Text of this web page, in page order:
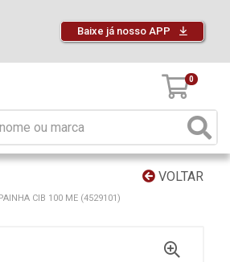
Baixe já nosso APP
0
VOLTAR
CIB 100 ME (4529101)